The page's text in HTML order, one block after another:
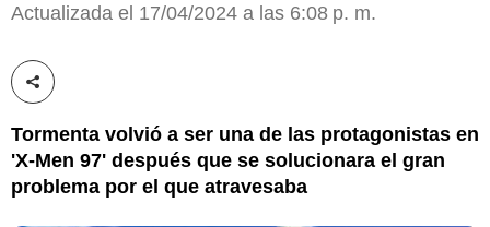
Actualizada el 17/04/2024 a las 6:08 p. m.
Compartir esta noticia
Tormenta volvió a ser una de las protagonistas en
'X-Men 97' después que se solucionara el gran
problema por el que atravesaba